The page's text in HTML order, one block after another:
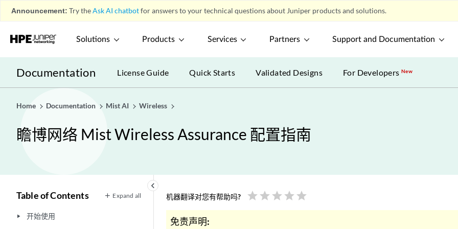
Announcement: Try theAsk AI chatbotfor answers to your technical questions about Juniper products and solutions.
Solutions Products Services Partners Support and Documentation
Documentation License Guide Quick Starts Validated Designs For DevelopersNew
Home Documentation Mist AI Wireless
瞻博网络 Mist Wireless Assurance 配置指南
keyboard_arrow_left
Table of Contents Expand all
play_arrow 开始使用
机器翻译对您有帮助吗? star star star star star
免责声明: